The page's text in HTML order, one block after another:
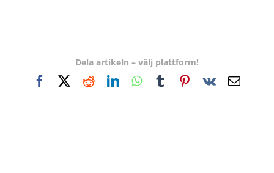
Dela artikeln – välj plattform!
FacebookRedditLinkedInWhatsApp
TumblrPinterest
Vk
E-